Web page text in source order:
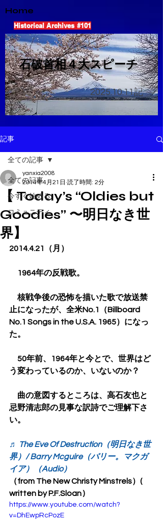
Home
Historical Archives #101
​石破首相４大スピーチ
2025.10.11記
記事
全ての記事
今すぐ始める
コミュニティ
全ての記事
【 Today’s “Oldies but
Goodies” 〜明日なき世
界】
yanxia2008
2014年4月21日 読了時間: 2分
2014.4.21（月）
1964年の反戦歌。
核戦争後の恐怖を描いた歌で放送禁
止になったが、全米No.1（Billboard
No.1 Songs in the U.S.A. 1965）になっ
た。
50年前、1964年と今とで、世界はど
う変わっているのか、いないのか？
曲の意図するところは、高石友也と
忌野清志郎の見事な訳詩でご理解下さ
い。
♬ The Eve Of Destruction（明日なき世
界）/ Barry Mcguire（バリー。マクガ
イア）（Audio）
（from The New Christy Minstrels）(
written by P.F.Sloan )
https://www.youtube.com/watch?
v=DhEwpRcPozE